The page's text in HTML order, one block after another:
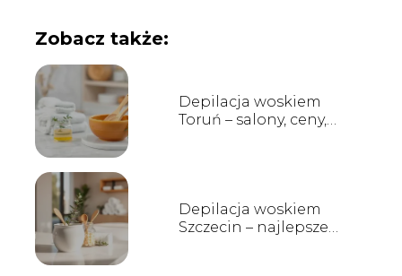
Zobacz także:
Depilacja woskiem
Toruń – salony, ceny,
Depilacja woskiem
Szczecin – najlepsze